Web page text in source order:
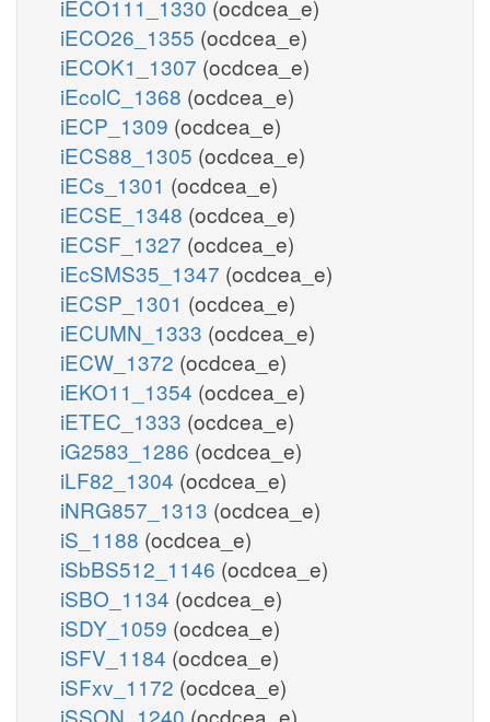
iECO111_1330 (ocdcea_e)
iECO26_1355 (ocdcea_e)
iECOK1_1307 (ocdcea_e)
iEcolC_1368 (ocdcea_e)
iECP_1309 (ocdcea_e)
iECS88_1305 (ocdcea_e)
iECs_1301 (ocdcea_e)
iECSE_1348 (ocdcea_e)
iECSF_1327 (ocdcea_e)
iEcSMS35_1347 (ocdcea_e)
iECSP_1301 (ocdcea_e)
iECUMN_1333 (ocdcea_e)
iECW_1372 (ocdcea_e)
iEKO11_1354 (ocdcea_e)
iETEC_1333 (ocdcea_e)
iG2583_1286 (ocdcea_e)
iLF82_1304 (ocdcea_e)
iNRG857_1313 (ocdcea_e)
iS_1188 (ocdcea_e)
iSbBS512_1146 (ocdcea_e)
iSBO_1134 (ocdcea_e)
iSDY_1059 (ocdcea_e)
iSFV_1184 (ocdcea_e)
iSFxv_1172 (ocdcea_e)
iSSON_1240 (ocdcea_e)